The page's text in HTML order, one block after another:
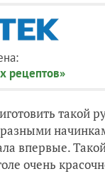
рецептов»
такой
впервые.
очень